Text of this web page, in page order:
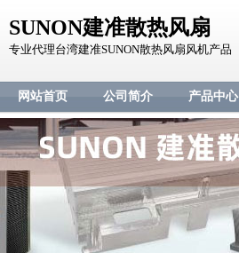
SUNON建准散热风扇
专业代理台湾建准SUNON散热风扇风机产品
网站首页 公司简介 产品中心